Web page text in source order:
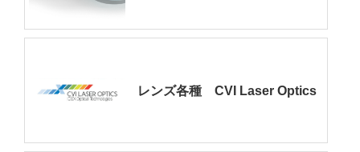
レンズ各種 CVI Laser Optics